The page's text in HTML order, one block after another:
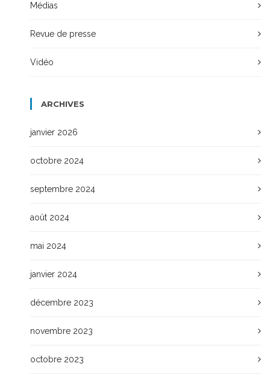
Médias
Revue de presse
Vidéo
ARCHIVES
janvier 2026
octobre 2024
septembre 2024
août 2024
mai 2024
janvier 2024
décembre 2023
novembre 2023
octobre 2023